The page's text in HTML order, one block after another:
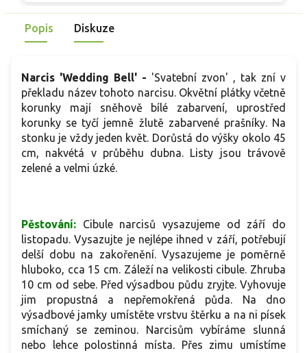
pěstování a většina kultivarů příjemně voní.
Popis Diskuze
Narcis 'Wedding Bell' - 'Svatební zvon' , tak zní v
překladu název tohoto narcisu. Okvětní plátky včetně
korunky mají sněhově bílé zabarvení, uprostřed
korunky se tyčí jemně žlutě zabarvené prašníky. Na
stonku je vždy jeden květ. Dorůstá do výšky okolo 45
cm, nakvétá v průběhu dubna. Listy jsou trávově
zelené a velmi úzké.
Pěstování:
Cibule narcisů vysazujeme od září do
listopadu. Vysazujte je nejlépe ihned v září, potřebují
delší dobu na zakořenění. Vysazujeme je poměrně
hluboko, cca 15 cm. Záleží na velikosti cibule. Zhruba
10 cm od sebe. Před výsadbou půdu zryjte. Vyhovuje
jim propustná a nepřemokřená půda. Na dno
výsadbové jamky umístěte vrstvu štěrku a na ni písek
smíchaný se zeminou. Narcisům vybíráme slunná
nebo lehce polostinná místa. Přes zimu umístíme